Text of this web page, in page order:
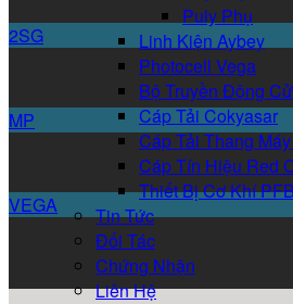
Puly Phụ
Linh Kiện Aybey
Photocell Vega
Bộ Truyền Động
Cáp Tải Cokyasar
Cáp Tải Thang
Cáp Tín Hiệu Red
Thiết Bị Cơ Khí
Tin Tức
Đối Tác
Chứng Nhận
Liên Hệ
2SG
MP
VEGA